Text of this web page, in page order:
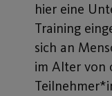
hier eine
Training
sich an
im Alter von